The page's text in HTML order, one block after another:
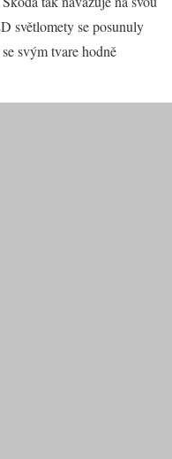
světlomety se posunuly
svým tvare hodně